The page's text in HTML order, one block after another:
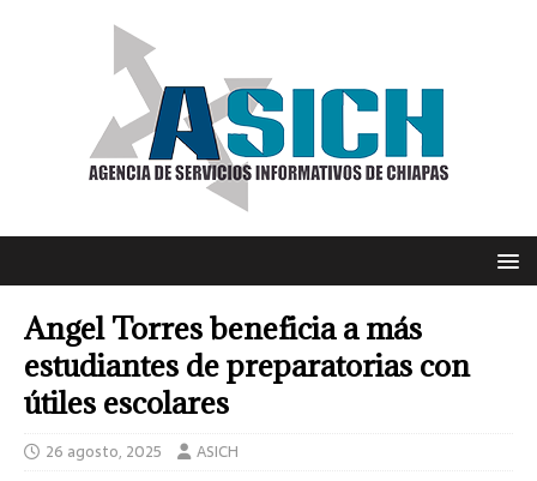
Angel Torres beneficia a más
estudiantes de preparatorias con
útiles escolares
26 agosto, 2025 ASICH